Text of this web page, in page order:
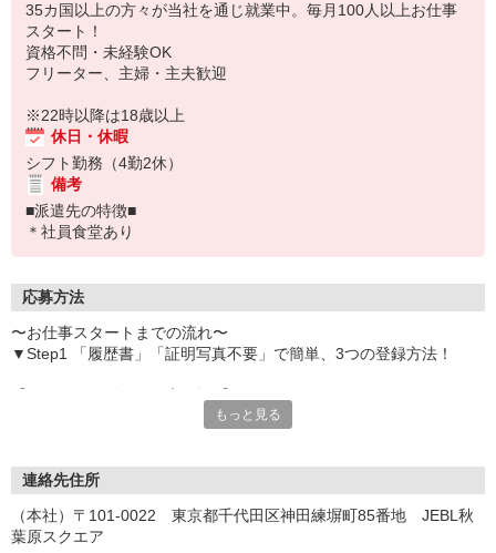
35カ国以上の方々が当社を通じ就業中。毎月100人以上お仕事
スタート！
資格不問・未経験OK
フリーター、主婦・主夫歓迎
※22時以降は18歳以上
休日・休暇
シフト勤務（4勤2休）
備考
■派遣先の特徴■
＊社員食堂あり
応募方法
〜お仕事スタートまでの流れ〜
▼Step1 「履歴書」「証明写真不要」で簡単、3つの登録方法！
いつでも好きな時間に登録OK
受付時間/平日9:00〜19:00
【来場登録（目安1時間30分）】
もっと見る
連絡先住所
（本社）〒101-0022 東京都千代田区神田練塀町85番地 JEBL秋
葉原スクエア